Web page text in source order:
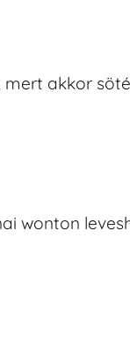
mert akkor
wonton